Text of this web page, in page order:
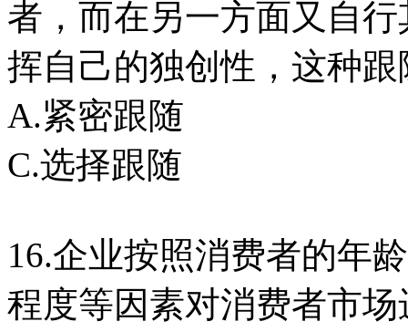
者，而在另一方面又自
挥自己的独创性，这种
A.紧密跟随 B.
C.选择跟随 D.
16.企业按照消费者的年
程度等因素对消费者市